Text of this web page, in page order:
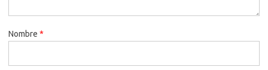
Nombre *